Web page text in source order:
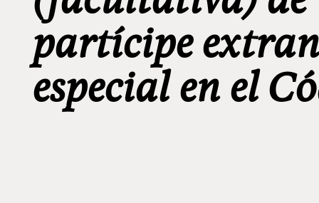
partícipe
especial en el